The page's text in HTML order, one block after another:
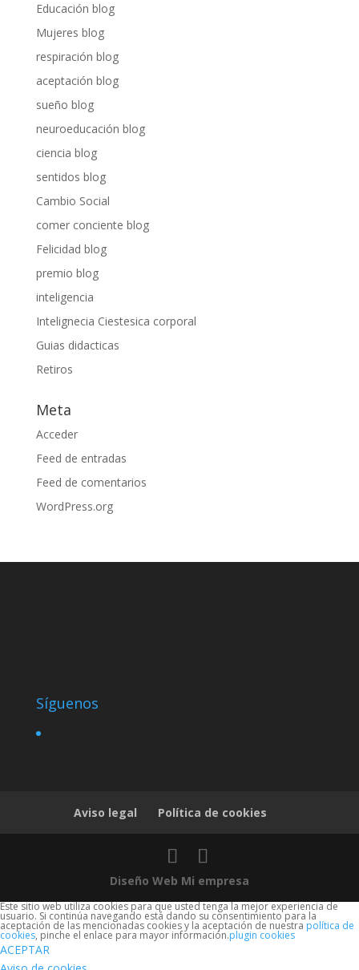
Educación blog
Mujeres blog
respiración blog
aceptación blog
sueño blog
neuroeducación blog
ciencia blog
sentidos blog
Cambio Social
comer conciente blog
Felicidad blog
premio blog
inteligencia
Intelignecia Ciestesica corporal
Guias didacticas
Retiros
Meta
Acceder
Feed de entradas
Feed de comentarios
WordPress.org
Síguenos
Aviso legal Política de cookies
Diseño Web Mi empresa
Este sitio web utiliza cookies para que usted tenga la mejor experiencia de
usuario. Si continúa navegando está dando su consentimiento para la
aceptación de las mencionadas cookies y la aceptación de nuestra política de
cookies, pinche el enlace para mayor información.plugin cookies
ACEPTAR